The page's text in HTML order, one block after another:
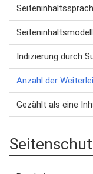
Seiteninhaltsmodell
Indizierung durch
Anzahl der
Gezählt als eine